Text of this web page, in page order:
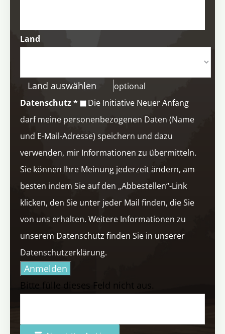
Land
Land auswählen
optional
Datenschutz*
Die Initiative Neuer Anfang
darf meine personenbezogenen Daten (Name
und E-Mail-Adresse) speichern und dazu
verwenden, mir Informationen zu übermitteln.
Sie können Ihre Meinung jederzeit ändern, am
besten indem Sie auf den „Abbestellen“-Link
klicken, den Sie unter jeder Mail finden, die Sie
von uns erhalten. Weitere Informationen zu
unserem Datenschutz finden Sie in unserer
Datenschutzerklärung.
Anmelden
Bitte fülle dieses Feld nicht aus.